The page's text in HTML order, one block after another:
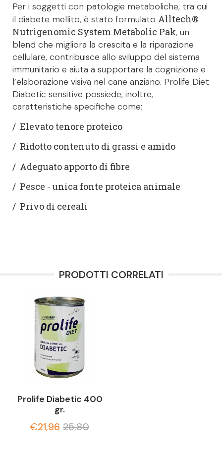
Per i soggetti con patologie metaboliche, tra cui
il diabete mellito, è stato formulato Alltech®
Nutrigenomic System Metabolic Pak, un
blend che migliora la crescita e la riparazione
cellulare, contribuisce allo sviluppo del sistema
immunitario e aiuta a supportare la cognizione e
l’elaborazione visiva nel cane anziano. Prolife Diet
Diabetic sensitive possiede, inoltre,
caratteristiche specifiche come:
/ Elevato tenore proteico
/ Ridotto contenuto di grassi e amido
/ Adeguato apporto di fibre
/ Pesce - unica fonte proteica animale
/ Privo di cereali
PRODOTTI CORRELATI
Prolife Diabetic 400
gr.
€21,96 25,80